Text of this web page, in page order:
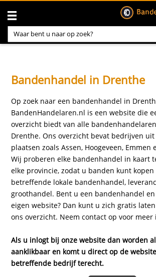
Bandenhandel in Drenthe
Op zoek naar een bandenhandel in
BandenHandelaren.nl is een website die
overzicht biedt van alle
Drenthe. Ons overzicht bevat bedrijven
plaatsen zoals Assen, Hoogeveen, Emmen
Wij proberen elke bandenhandel in kaart
elke provincie, zodat u banden kunt
betreffende lokale bandenhandel,
groothandel. Bent u een bandenhandel
eigen website? Dan kunt u zich gratis
ons overzicht. Neemcontact op voor meer
Als u inlogt bij onze website dan worden
aanklikbaar en komt u direct op de
betreffende bedrijf terecht.